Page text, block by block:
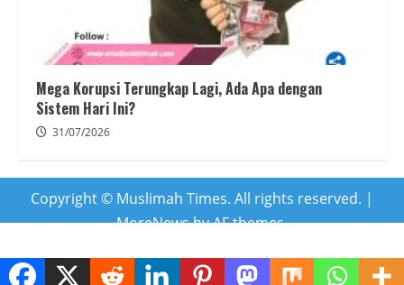
Mega Korupsi Terungkap Lagi, Ada Apa dengan
Sistem Hari Ini?
31/07/2026
Copyright © Muslimah Times. All rights reserved. |
MoreNewsby AF themes.